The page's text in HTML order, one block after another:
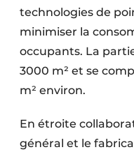
Infrastructures
Protection solaire
Rénovation
technologies de
minimiser la
occupants. La
3000 m² et se
m² environ.
En étroite
général et le